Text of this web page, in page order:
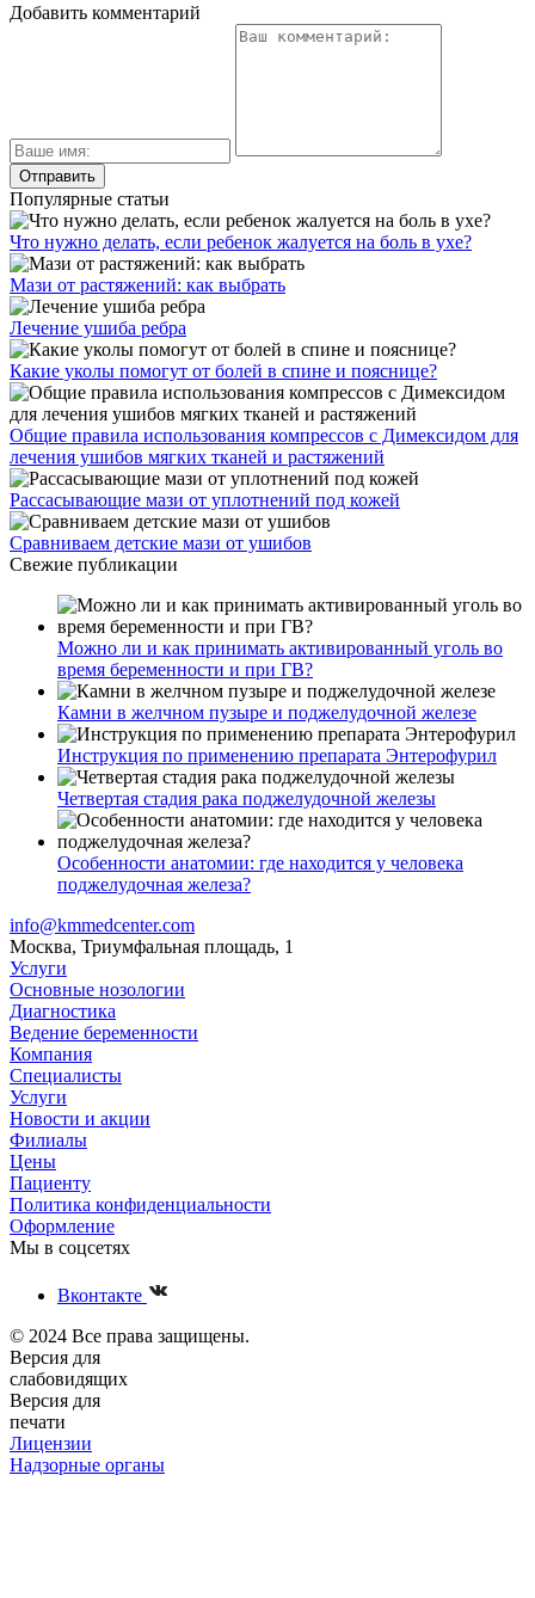
Добавить комментарий
Популярные статьи
Что нужно делать, если ребенок жалуется на боль в ухе?
Мази от растяжений: как выбрать
Лечение ушиба ребра
Какие уколы помогут от болей в спине и пояснице?
Общие правила использования компрессов с Димексидом для
лечения ушибов мягких тканей и растяжений
Рассасывающие мази от уплотнений под кожей
Сравниваем детские мази от ушибов
Свежие публикации
Можно ли и как принимать активированный уголь во
время беременности и при ГВ?
Камни в желчном пузыре и поджелудочной железе
Инструкция по применению препарата Энтерофурил
Четвертая стадия рака поджелудочной железы
Особенности анатомии: где находится у человека
поджелудочная железа?
info@kmmedcenter.com
Москва, Триумфальная площадь, 1
Услуги
Основные нозологии
Диагностика
Ведение беременности
Компания
Специалисты
Услуги
Новости и акции
Филиалы
Цены
Пациенту
Политика конфиденциальности
Оформление
Мы в соцсетях
Вконтакте
© 2024 Все права защищены.
Версия для
слабовидящих
Версия для
печати
Лицензии
Надзорные органы